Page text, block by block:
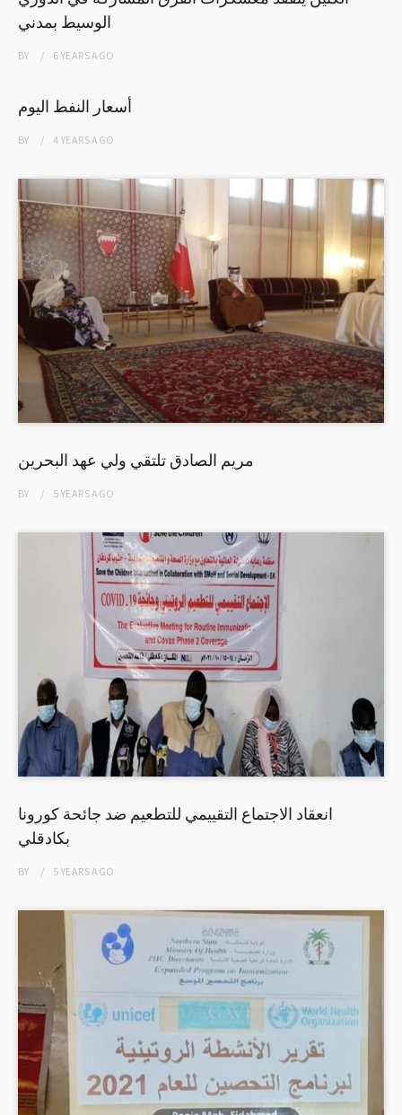
الوسيط بمدني
BY 6 YEARSAGO
أسعار النفط اليوم
BY 4 YEARSAGO
مريم الصادق تلتقي ولي عهد البحرين
BY 5 YEARSAGO
انعقاد الاجتماع التقييمي للتطعيم ضد جائحة كورونا
بكادقلي
BY 5 YEARSAGO